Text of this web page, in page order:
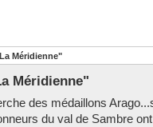
Méridienne"
Méridienne"
des médaillons
du val de Sambre